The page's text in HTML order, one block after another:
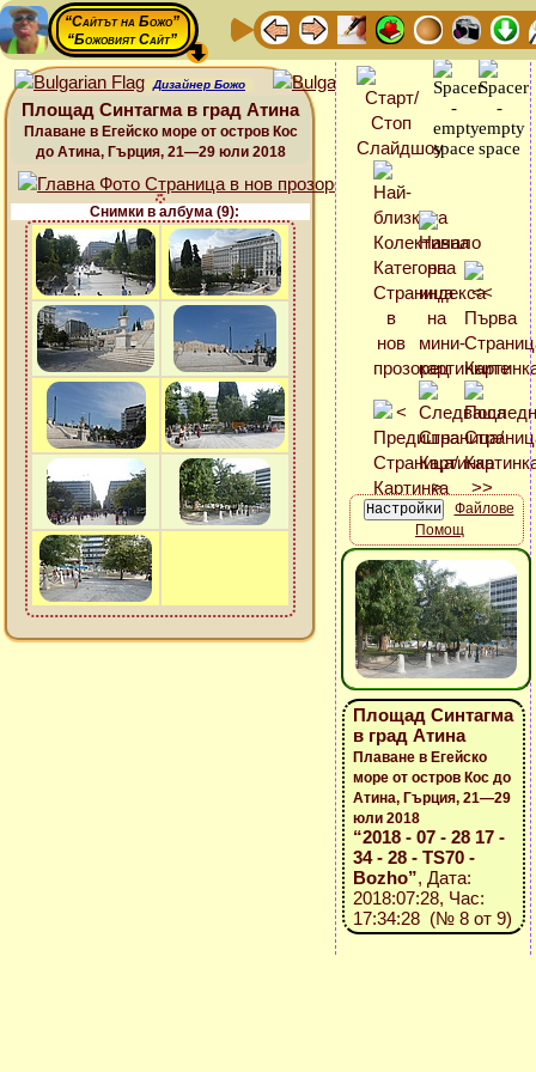
“Сайтът на Божо”
“Божовият Сайт”
Дизайнер Божо
Площад Синтагма в град Атина
Плаване в Егейско море от остров Кос
до Атина, Гърция, 21—29 юли 2018
Снимки в албума (9):
Файлове
Помощ
Площад Синтагма
в град Атина
Плаване в Егейско
море от остров Кос до
Атина, Гърция, 21—29
юли 2018
“2018 - 07 - 28 17 -
34 - 28 - TS70 -
Bozho”, Дата:
2018:07:28, Час:
17:34:28 (№ 8 от 9)